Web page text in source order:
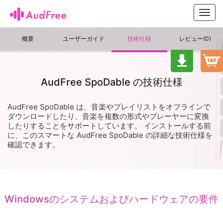
概要 ユーザーガイド 技術仕様 レビュー(0)
AudFree SpoDable の技術仕様
AudFree SpoDable は、音楽やプレイリストをオフラインで
ダウンロードしたり、音楽を複数の形式やプレーヤーに変換
したりすることをサポートしています。 インストールする前
に、このスマートな AudFree SpoDable の詳細な技術仕様を
確認できます。
Windowsのシステムおよびハードウェアの要件